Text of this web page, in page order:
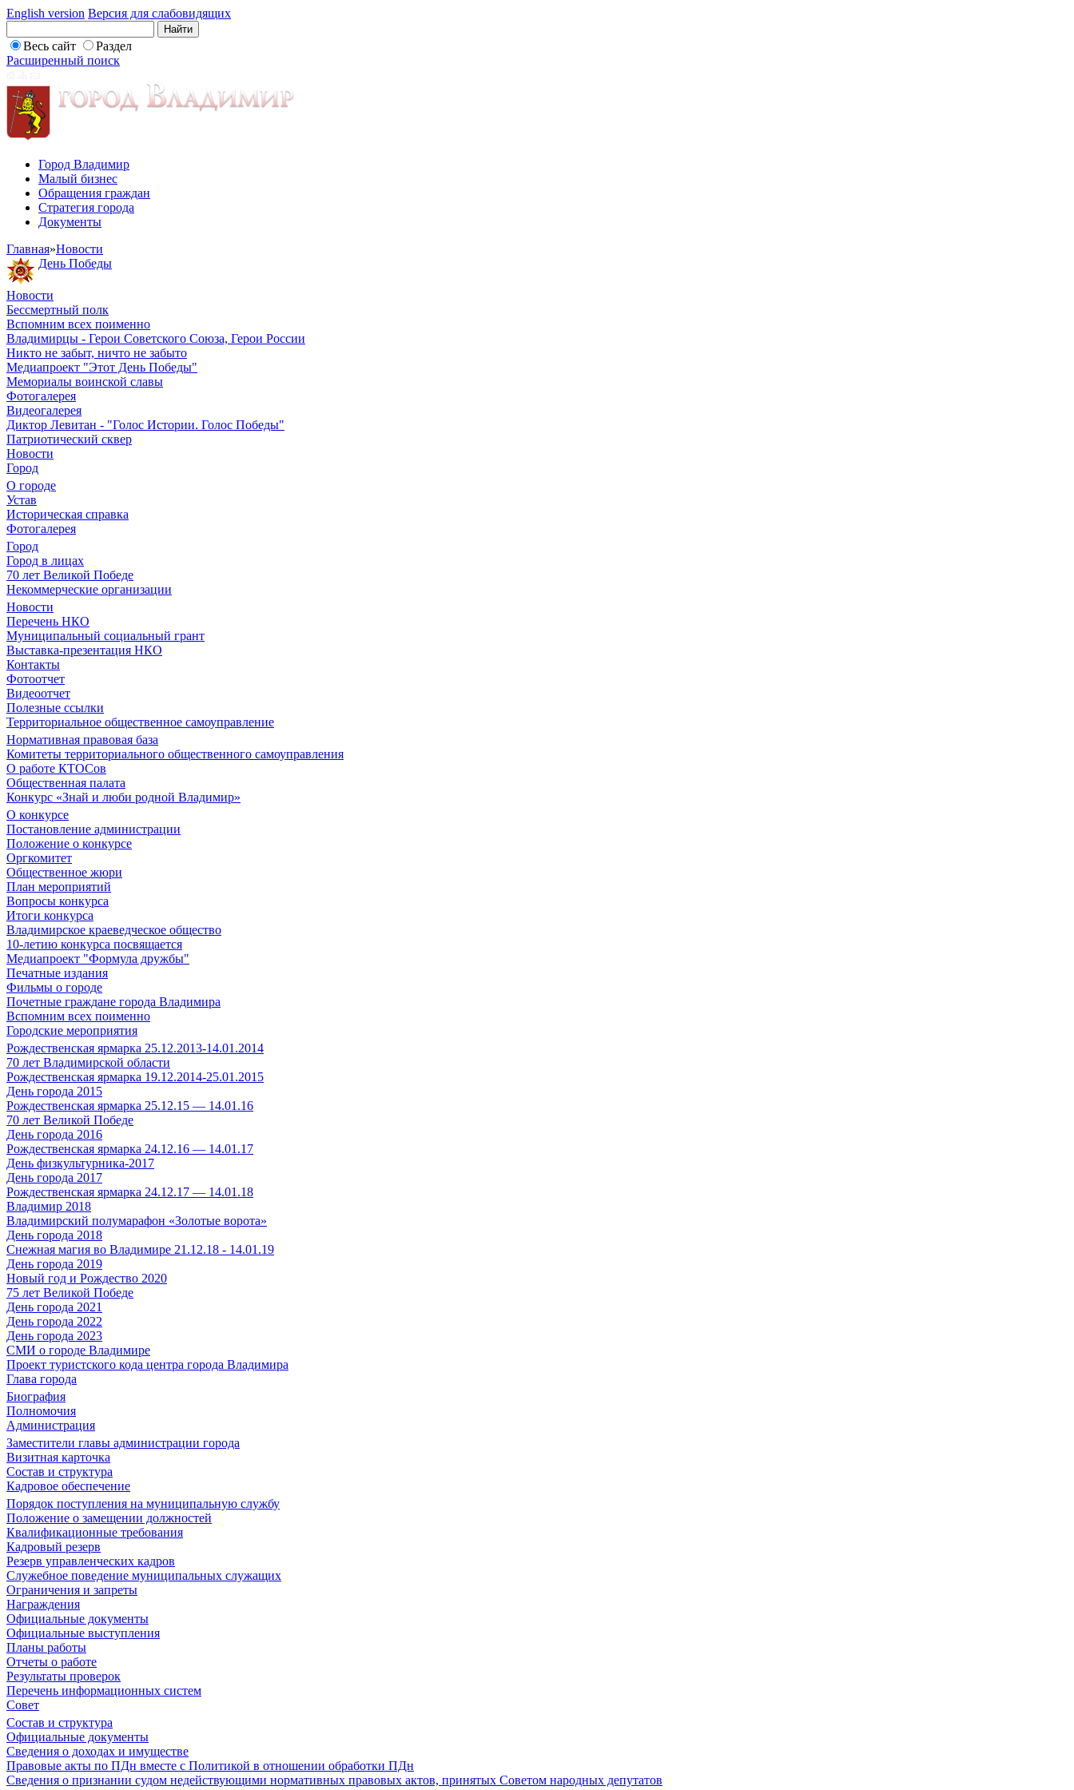
English version Версия для слабовидящих
Весь сайт
Раздел
Расширенный поиск
Город Владимир
Малый бизнес
Обращения граждан
Стратегия города
Документы
Главная»Новости
День Победы
Новости
Бессмертный полк
Вспомним всех поименно
Владимирцы - Герои Советского Союза, Герои России
Никто не забыт, ничто не забыто
Медиапроект "Этот День Победы"
Мемориалы воинской славы
Фотогалерея
Видеогалерея
Диктор Левитан - "Голос Истории. Голос Победы"
Патриотический сквер
Новости
Город
О городе
Устав
Историческая справка
Фотогалерея
Город
Город в лицах
70 лет Великой Победе
Некоммерческие организации
Новости
Перечень НКО
Муниципальный социальный грант
Выставка-презентация НКО
Контакты
Фотоотчет
Видеоотчет
Полезные ссылки
Территориальное общественное самоуправление
Нормативная правовая база
Комитеты территориального общественного самоуправления
О работе КТОСов
Общественная палата
Конкурс «Знай и люби родной Владимир»
О конкурсе
Постановление администрации
Положение о конкурсе
Оргкомитет
Общественное жюри
План мероприятий
Вопросы конкурса
Итоги конкурса
Владимирское краеведческое общество
10-летию конкурса посвящается
Медиапроект "Формула дружбы"
Печатные издания
Фильмы о городе
Почетные граждане города Владимира
Вспомним всех поименно
Городские мероприятия
Рождественская ярмарка 25.12.2013-14.01.2014
70 лет Владимирской области
Рождественская ярмарка 19.12.2014-25.01.2015
День города 2015
Рождественская ярмарка 25.12.15 — 14.01.16
70 лет Великой Победе
День города 2016
Рождественская ярмарка 24.12.16 — 14.01.17
День физкультурника-2017
День города 2017
Рождественская ярмарка 24.12.17 — 14.01.18
Владимир 2018
Владимирский полумарафон «Золотые ворота»
День города 2018
Снежная магия во Владимире 21.12.18 - 14.01.19
День города 2019
Новый год и Рождество 2020
75 лет Великой Победе
День города 2021
День города 2022
День города 2023
СМИ о городе Владимире
Проект туристского кода центра города Владимира
Глава города
Биография
Полномочия
Администрация
Заместители главы администрации города
Визитная карточка
Состав и структура
Кадровое обеспечение
Порядок поступления на муниципальную службу
Положение о замещении должностей
Квалификационные требования
Кадровый резерв
Резерв управленческих кадров
Служебное поведение муниципальных служащих
Ограничения и запреты
Награждения
Официальные документы
Официальные выступления
Планы работы
Отчеты о работе
Результаты проверок
Перечень информационных систем
Совет
Состав и структура
Официальные документы
Сведения о доходах и имуществе
Правовые акты по ПДн вместе с Политикой в отношении обработки ПДн
Сведения о признании судом недействующими нормативных правовых актов, принятых Советом народных депутатов